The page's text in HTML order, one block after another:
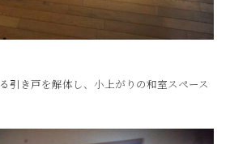
引き戸を解体し、小上がりの和室スペース